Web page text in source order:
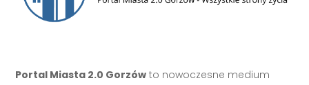
Portal Miasta 2.0 Gorzów to nowoczesne medium